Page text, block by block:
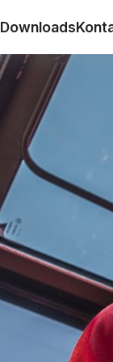
Downloads